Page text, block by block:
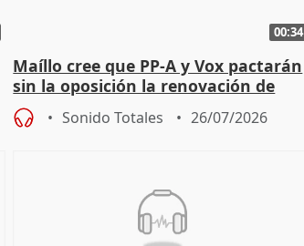
00:34
Maíllo cree que PP-A y Vox pactarán
sin la oposición la renovación de
órganos como el Defensor
Sonido Totales 26/07/2026